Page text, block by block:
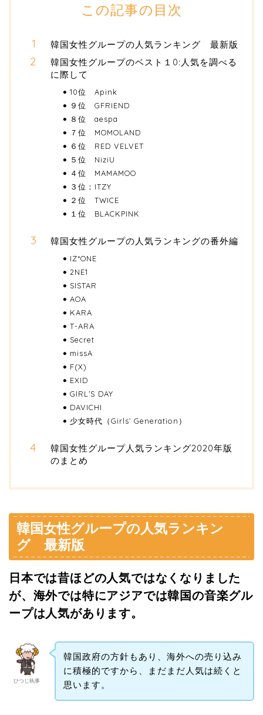
この記事の目次
韓国女性グループの人気ランキング 最新版
韓国女性グループのベスト１0:人気を調べる
に際して
10位 Apink
９位 GFRIEND
８位 aespa
７位 MOMOLAND
６位 RED VELVET
５位 NiziU
４位 MAMAMOO
３位：ITZY
２位 TWICE
１位 BLACKPINK
韓国女性グループの人気ランキングの番外編
IZ*ONE
2NE1
SISTAR
AOA
KARA
T-ARA
Secret
missA
F(X)
EXID
GIRL’S DAY
DAVICHI
少女時代（Girls’ Generation）
韓国女性グループ人気ランキング2020年版
のまとめ
韓国女性グループの人気ランキン
グ 最新版
日本では昔ほどの人気ではなくなりました
が、海外では特にアジアでは韓国の音楽グル
ープは人気があります。
ひつじ執事
韓国政府の方針もあり、海外への売り込み
に積極的ですから、まだまだ人気は続くと
思います。